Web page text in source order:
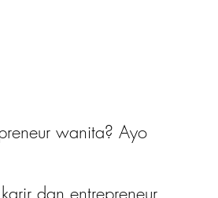
wanita? Ayo
dan entrepreneur